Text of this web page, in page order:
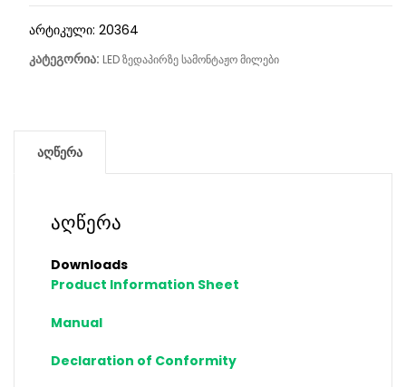
არტიკული: 20364
კატეგორია: LED ზედაპირზე სამონტაჟო მილები
აღწერა
აღწერა
Downloads
Product Information Sheet
Manual
Declaration of Conformity